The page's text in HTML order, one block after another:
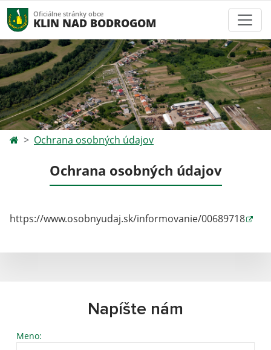
Oficiálne stránky obce
KLIN NAD BODROGOM
Ochrana osobných údajov
Ochrana osobných údajov
https://www.osobnyudaj.sk/informovanie/00689718
Napíšte nám
Meno: